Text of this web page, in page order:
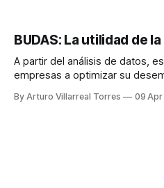
BUDAS: La utilidad de
A partir del análisis de datos,
empresas a optimizar su
By Arturo Villarreal Torres 09 Apr